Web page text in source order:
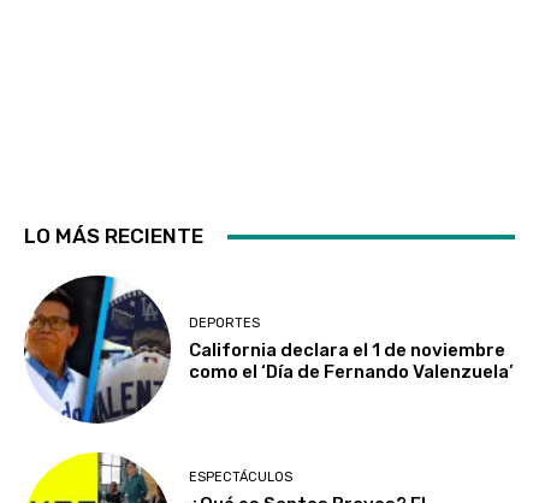
LO MÁS RECIENTE
DEPORTES
California declara el 1 de noviembre
como el ‘Día de Fernando Valenzuela’
ESPECTÁCULOS